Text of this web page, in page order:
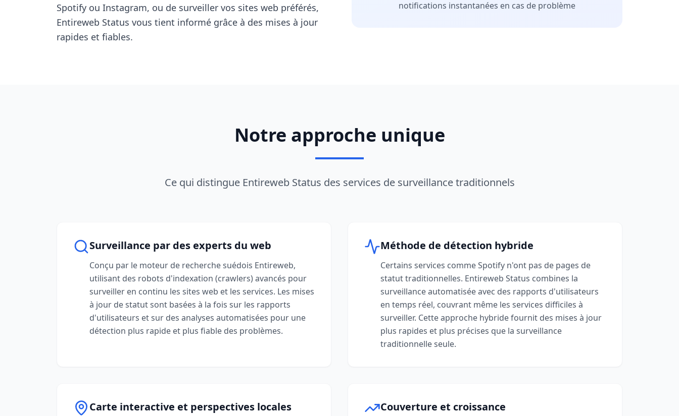
Spotify ou Instagram, ou de surveiller vos sites web préférés,
Entireweb Status vous tient informé grâce à des mises à jour
rapides et fiables.
notifications instantanées en cas de problème
Notre approche unique
Ce qui distingue Entireweb Status des services de surveillance traditionnels
Surveillance par des experts du web
Conçu par le moteur de recherche suédois Entireweb,
utilisant des robots d'indexation (crawlers) avancés pour
surveiller en continu les sites web et les services. Les mises
à jour de statut sont basées à la fois sur les rapports
d'utilisateurs et sur des analyses automatisées pour une
détection plus rapide et plus fiable des problèmes.
Méthode de détection hybride
Certains services comme Spotify n'ont pas de pages de
statut traditionnelles. Entireweb Status combines la
surveillance automatisée avec des rapports d'utilisateurs
en temps réel, couvrant même les services difficiles à
surveiller. Cette approche hybride fournit des mises à jour
plus rapides et plus précises que la surveillance
traditionnelle seule.
Carte interactive et perspectives locales Couverture et croissance